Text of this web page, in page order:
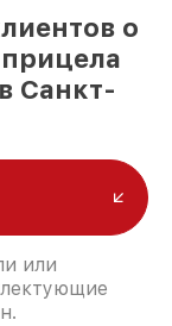
о
Санкт-
или